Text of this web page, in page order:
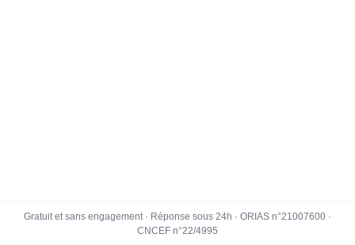
Gratuit et sans engagement · Réponse sous 24h · ORIAS n°21007600 ·
CNCEF n°22/4995